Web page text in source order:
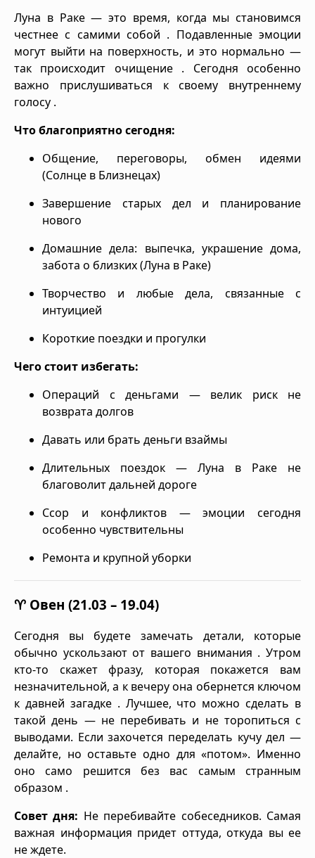
Луна в Раке — это время, когда мы становимся
честнее с самими собой . Подавленные эмоции
могут выйти на поверхность, и это нормально —
так происходит очищение . Сегодня особенно
важно прислушиваться к своему внутреннему
голосу .
Что благоприятно сегодня:
Общение, переговоры, обмен идеями
(Солнце в Близнецах)
Завершение старых дел и планирование
нового
Домашние дела: выпечка, украшение дома,
забота о близких (Луна в Раке)
Творчество и любые дела, связанные с
интуицией
Короткие поездки и прогулки
Чего стоит избегать:
Операций с деньгами — велик риск не
возврата долгов
Давать или брать деньги взаймы
Длительных поездок — Луна в Раке не
благоволит дальней дороге
Ссор и конфликтов — эмоции сегодня
особенно чувствительны
Ремонта и крупной уборки
♈ Овен (21.03 – 19.04)
Сегодня вы будете замечать детали, которые
обычно ускользают от вашего внимания . Утром
кто-то скажет фразу, которая покажется вам
незначительной, а к вечеру она обернется ключом
к давней загадке . Лучшее, что можно сделать в
такой день — не перебивать и не торопиться с
выводами. Если захочется переделать кучу дел —
делайте, но оставьте одно для «потом». Именно
оно само решится без вас самым странным
образом .
Совет дня: Не перебивайте собеседников. Самая
важная информация придет оттуда, откуда вы ее
не ждете.